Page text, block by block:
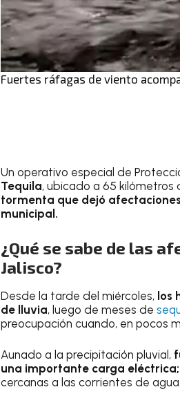
Fuertes ráfagas de viento
Un operativo especial de
Tequila, ubicado a 65 kilómetros
tormenta que dejó
municipal.
¿Qué se sabe de las
Jalisco?
Desde la tarde del miércoles, los
de lluvia, luego de meses de
preocupación cuando, en pocos
Aunado a la precipitación pluvial,
una importante carga eléctrica;
cercanas a las corrientes de agua.